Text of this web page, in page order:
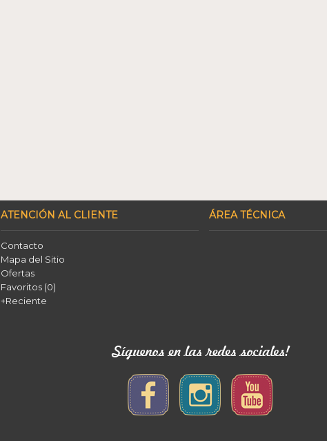
ATENCIÓN AL CLIENTE
Contacto
Mapa del Sitio
Ofertas
Favoritos (0)
+Reciente
ÁREA TÉCNICA